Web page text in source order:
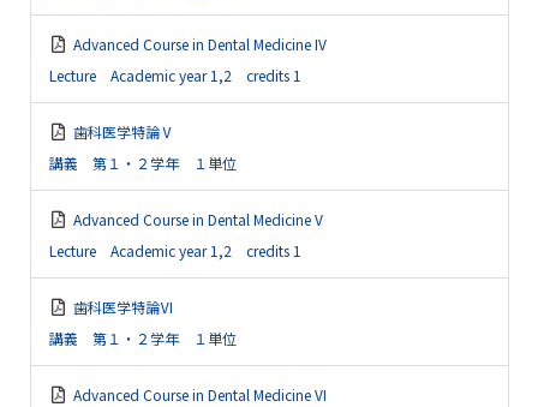
Advanced Course in Dental Medicine IV
Lecture Academic year 1,2 credits 1
歯科医学特論Ⅴ
講義 第１・２学年 １単位
Advanced Course in Dental Medicine V
Lecture Academic year 1,2 credits 1
歯科医学特論Ⅵ
講義 第１・２学年 １単位
Advanced Course in Dental Medicine VI